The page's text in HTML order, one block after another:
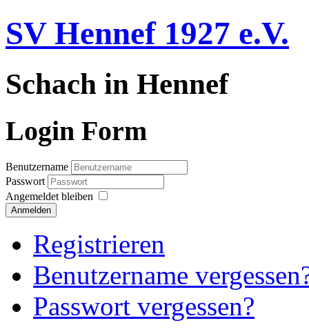
SV Hennef 1927 e.V.
Schach in Hennef
Login Form
Benutzername
Passwort
Angemeldet bleiben
Anmelden
Registrieren
Benutzername
Passwort vergessen?